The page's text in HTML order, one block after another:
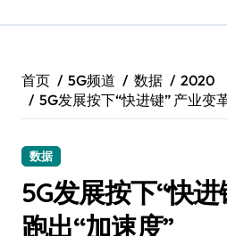
首页 5G频道 数据
2020
5G发展按下“快进键” 产业变
数据
5G发展按下“快
跑出“加速度”